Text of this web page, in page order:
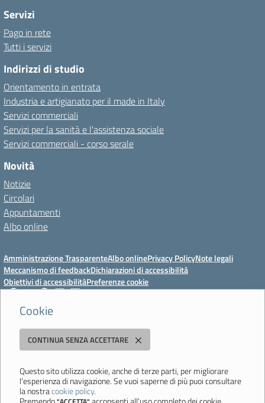
Cookie
CONTINUA SENZA ACCETTARE
Questo sito utilizza cookie, anche di terze parti, per migliorare
l'esperienza di navigazione. Se vuoi saperne di più puoi consultare
la nostracookie policy.
Servizi
Pago in rete
Tutti i servizi
Indirizzi di studio
Orientamento in entrata
Industria e artigianato per il made in Italy
Servizi commerciali
Servizi per la sanità e l'assistenza sociale
Servizi commerciali - corso serale
Novità
Notizie
Circolari
Appuntamenti
Albo online
Amministrazione TrasparenteAlbo onlinePrivacy PolicyNote legali
Meccanismo di feedbackDichiarazioni di accessibilità
Obiettivi di accessibilitàPreferenze cookie
Istituto Professionale Statale Socio-Commerciale-Artigianale "Cattaneo -
Deledda"
351005 - Email:morc08000g@istruzione.it- PEC:
morc08000g@pec.istruzione.it
Codice meccanografico: MORC08000G - C.F. 94177200360